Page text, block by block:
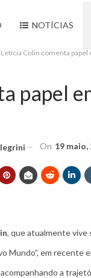
NOTÍCIAS
Letícia Colin comenta papel
papel
On 19 maio,
, que atualmente vive
Mundo”, em recente
a